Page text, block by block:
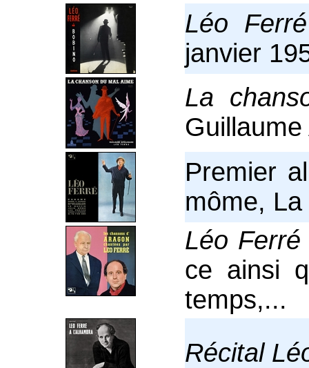
Léo
janvier
La
Premier
môme,
Léo
ce ainsi
temps,...
Récital